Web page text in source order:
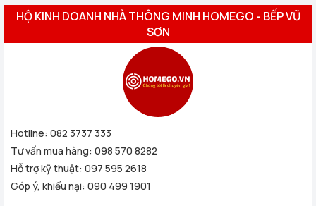
HỘ KINH DOANH NHÀ THÔNG MINH HOMEGO - BẾP VŨ
SƠN
Hotline: 082 3737 333
Tư vấn mua hàng: 098 570 8282
Hỗ trợ kỹ thuật: 097 595 2618
Góp ý, khiếu nại: 090 499 1901